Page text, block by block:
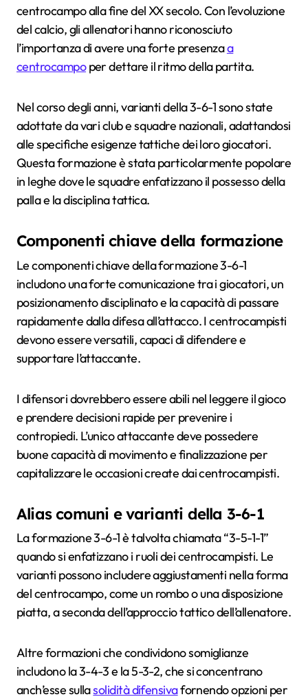
centrocampo alla fine del XX secolo. Con l’evoluzione
del calcio, gli allenatori hanno riconosciuto
l’importanza di avere una forte presenzaa
centrocampoper dettare il ritmo della partita.
Nel corso degli anni, varianti della 3-6-1 sono state
adottate da vari club e squadre nazionali, adattandosi
alle specifiche esigenze tattiche dei loro giocatori.
Questa formazione è stata particolarmente popolare
in leghe dove le squadre enfatizzano il possesso della
palla e la disciplina tattica.
Componenti chiave della formazione
Le componenti chiave della formazione 3-6-1
includono una forte comunicazione tra i giocatori, un
posizionamento disciplinato e la capacità di passare
rapidamente dalla difesa all’attacco. I centrocampisti
devono essere versatili, capaci di difendere e
supportare l’attaccante.
I difensori dovrebbero essere abili nel leggere il gioco
e prendere decisioni rapide per prevenire i
contropiedi. L’unico attaccante deve possedere
buone capacità di movimento e finalizzazione per
capitalizzare le occasioni create dai centrocampisti.
Alias comuni e varianti della 3-6-1
La formazione 3-6-1 è talvolta chiamata “3-5-1-1”
quando si enfatizzano i ruoli dei centrocampisti. Le
varianti possono includere aggiustamenti nella forma
del centrocampo, come un rombo o una disposizione
piatta, a seconda dell’approccio tattico dell’allenatore.
Altre formazioni che condividono somiglianze
includono la 3-4-3 e la 5-3-2, che si concentrano
anch’esse sullasolidità difensivafornendo opzioni per